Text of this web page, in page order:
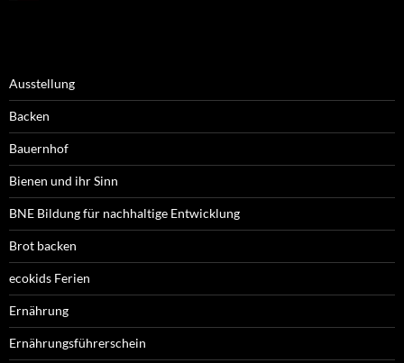
Ausstellung
Backen
Bauernhof
Bienen und ihr Sinn
BNE Bildung für nachhaltige Entwicklung
Brot backen
ecokids Ferien
Ernährung
Ernährungsführerschein